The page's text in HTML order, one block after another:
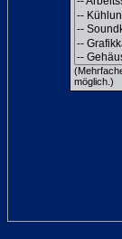
möglich.)